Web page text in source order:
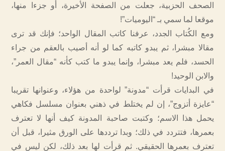
الصحف الحزبية، جعلت من الصفحة الأخيرة، أو جزءا منها،
موقعا لما سمي بـ “اليوميات”!
ومع الكُتاب الجدد، عرفنا كاتب المقال الواحد؛ فإنك قد ترى
مقالا مبشرا، ثم يبدو كاتبه كما لو أنه أصيب بالعقم من جراء
الحسد، فلم يعد مبشرا، وإنما يبدو ما كتب كأنه “مقال العمر”،
والابن الوحيد!
في البدايات قرأت “مدونة” لواحدة من هؤلاء، وعنوانها تقريبا
“عايزة أتزوج”، إن لم يختلط في ذهني بعنوان مسلسل فكاهي
يحمل هذا الاسم؛ وكتبت صاحبة المدونة كيف أنها لا تعترف
بعمرها، فتتردد في ذلك؛ وبدا ترددها على الورق مثيرا، قبل أن
تعترف بعمرها الحقيقي. ثم قرأت لها بعد ذلك، لكن ليس في